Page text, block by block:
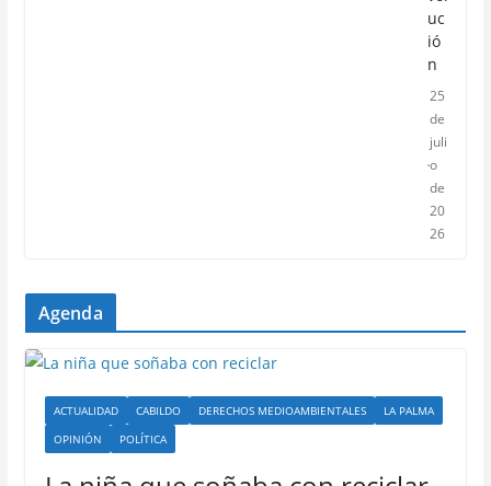
uc
ió
n
25
de
juli
o
de
20
26
Agenda
ACTUALIDAD CABILDO DERECHOS MEDIOAMBIENTALES
LA PALMA
OPINIÓN
POLÍTICA